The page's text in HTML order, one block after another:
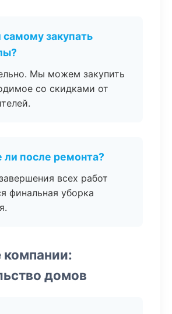
закупать
Мы можем закупить
со скидками от
ли после ремонта?
всех работ
финальная уборка
домов